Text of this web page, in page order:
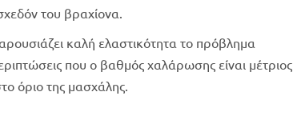
του βραχίονα.
καλή ελαστικότητα το πρόβλημα
που ο βαθμός χαλάρωσης είναι μέτριος
όριο της μασχάλης.